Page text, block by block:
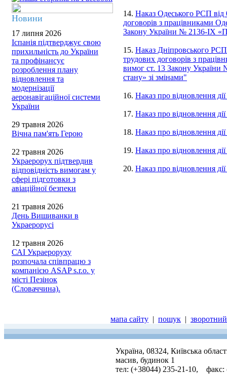
Новини
17 липня 2026
Іспанія підтверджує свою
прихильність до України
та профінансує
розроблення плану
відновлення та
модернізації
аеронавігаційної системи
України
29 травня 2026
Вічна пам'ять Герою
22 травня 2026
Украерорух підтвердив
відповідність вимогам у
сфері підготовки з
авіаційної безпеки
21 травня 2026
День Вишиванки в
Украерорусі
12 травня 2026
САІ Украероруху
розпочала співпрацю з
компанією ASAP s.r.o. у
місті Пезінок
(Словаччина).
14. Наказ Одеського РСП
договорів з працівниками
Закону України № 2136-IX
15. Наказ Дніпровського
трудових договорів з
вимог ст. 13 Закону України
стану» зі змінами"
16. Наказ про відновлення
17. Наказ про відновлення
18. Наказ про відновлення
19. Наказ про відновлення
20. Наказ про відновлення
мапа сайту | пошук |
Україна, 08324, Київська
масив, будинок 1
тел: (+38044) 235-21-10, факс: